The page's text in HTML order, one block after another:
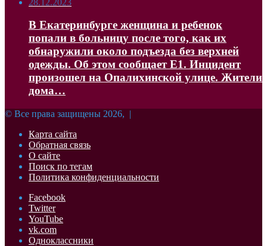
В Екатеринбурге женщина и ребенок
попали в больницу после того, как их
обнаружили около подъезда без верхней
одежды. Об этом сообщает Е1. Инцидент
произошел на Опалихинской улице. Жители
дома…
© Все права защищены 2026, |
Карта сайта
Обратная связь
О сайте
Поиск по тегам
Политика конфиденциальности
Facebook
Twitter
YouTube
vk.com
Одноклассники